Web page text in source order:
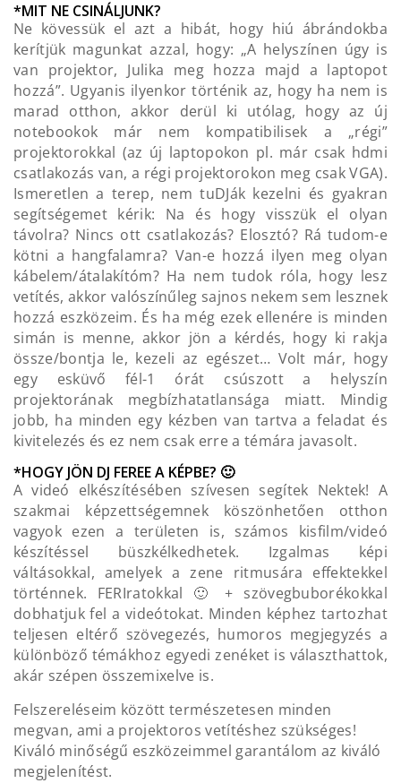
*MIT NE CSINÁLJUNK?
Ne kövessük el azt a hibát, hogy hiú ábrándokba
kerítjük magunkat azzal, hogy: „A helyszínen úgy is
van projektor, Julika meg hozza majd a laptopot
hozzá”. Ugyanis ilyenkor történik az, hogy ha nem is
marad otthon, akkor derül ki utólag, hogy az új
notebookok már nem kompatibilisek a „régi”
projektorokkal (az új laptopokon pl. már csak hdmi
csatlakozás van, a régi projektorokon meg csak VGA).
Ismeretlen a terep, nem tuDJák kezelni és gyakran
segítségemet kérik: Na és hogy visszük el olyan
távolra? Nincs ott csatlakozás? Elosztó? Rá tudom-e
kötni a hangfalamra? Van-e hozzá ilyen meg olyan
kábelem/átalakítóm? Ha nem tudok róla, hogy lesz
vetítés, akkor valószínűleg sajnos nekem sem lesznek
hozzá eszközeim. És ha még ezek ellenére is minden
simán is menne, akkor jön a kérdés, hogy ki rakja
össze/bontja le, kezeli az egészet… Volt már, hogy
egy esküvő fél-1 órát csúszott a helyszín
projektorának megbízhatatlansága miatt. Mindig
jobb, ha minden egy kézben van tartva a feladat és
kivitelezés és ez nem csak erre a témára javasolt.
*HOGY JÖN DJ FEREE A KÉPBE? 🙂
A videó elkészítésében szívesen segítek Nektek! A
szakmai képzettségemnek köszönhetően otthon
vagyok ezen a területen is, számos kisfilm/videó
készítéssel büszkélkedhetek. Izgalmas képi
váltásokkal, amelyek a zene ritmusára effektekkel
történnek. FERIratokkal 🙂 + szövegbuborékokkal
dobhatjuk fel a videótokat. Minden képhez tartozhat
teljesen eltérő szövegezés, humoros megjegyzés a
különböző témákhoz egyedi zenéket is választhattok,
akár szépen összemixelve is.
Felszereléseim között természetesen minden
megvan, ami a projektoros vetítéshez szükséges!
Kiváló minőségű eszközeimmel garantálom az kiváló
megjelenítést.